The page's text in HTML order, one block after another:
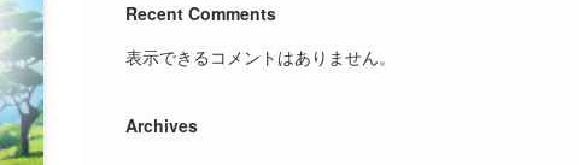
Recent Comments
表示できるコメントはありません。
Archives